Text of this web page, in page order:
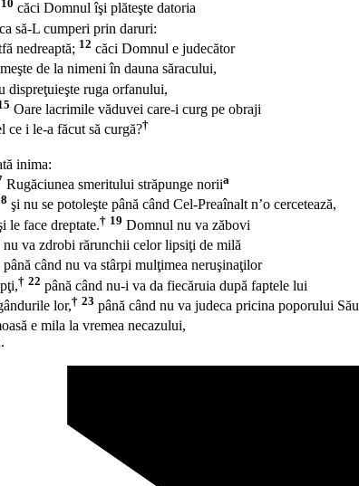
10 căci Domnul îşi plăteşte datoria
să-L cumperi prin daruri:
nedreaptă; 12 căci Domnul e judecător
de la nimeni în dauna săracului,
dispreţuieşte ruga orfanului,
Oare lacrimile văduvei care-i curg pe obraji
ce i le-a făcut să curgă?†
inima:
Rugăciunea smeritului străpunge noriia
şi nu se potoleşte până când Cel-Preaînalt n’o cercetează,
le face dreptate.† 19 Domnul nu va zăbovi
nu va zdrobi rărunchii celor lipsiţi de milă
până când nu va stârpi mulţimea neruşinaţilor
† 22 până când nu-i va da fiecăruia după faptele lui
lor,† 23 până când nu va judeca pricina poporului Său
e mila la vremea necazului,